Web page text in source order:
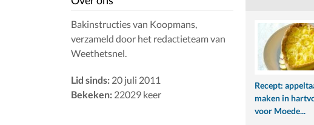
Bakinstructies van Koopmans,
verzameld door het redactieteam van
Weethetsnel.
Lid sinds: 20 juli 2011
Bekeken: 22029 keer
Recept:
maken in
voor Moede...